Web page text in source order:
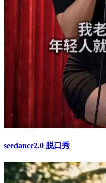
seedance2.0 脱口秀